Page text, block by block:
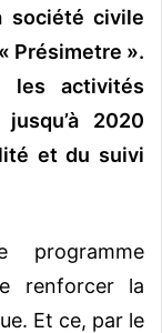
société civile
Présimetre ».
les activités
2020
et du suivi
programme
renforcer la
Et ce, par le